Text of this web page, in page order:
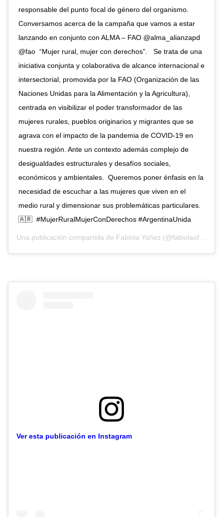
responsable del punto focal de género del organismo.⁣ ⁣
Conversamos acerca de la campaña que vamos a estar
lanzando en conjunto con ALMA – FAO @alma_alianzapd
@fao⁣ ⁣ “Mujer rural, mujer con derechos”. ⁣ ⁣ Se trata de una
iniciativa conjunta y colaborativa de alcance internacional e
intersectorial, promovida por la FAO (Organización de las
Naciones Unidas para la Alimentación y la Agricultura),
centrada en visibilizar el poder transformador de las
mujeres rurales, pueblos originarios y migrantes que se
agrava con el impacto de la pandemia de COVID-19 en
nuestra región. Ante un contexto además complejo de
desigualdades estructurales y desafíos sociales,
económicos y ambientales. ⁣ Queremos poner énfasis en la
necesidad de escuchar a las mujeres que viven en el
medio rural y dimensionar sus problemáticas particulares.
🇦🇷⁣ ⁣ #MujerRuralMujerConDerechos #ArgentinaUnida
Una publicación compartida de Fabiola Yañez (@fabiolaoficialok) el
Ver esta publicación en Instagram